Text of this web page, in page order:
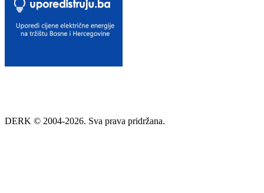
DERK © 2004-2026. Sva prava pridržana.